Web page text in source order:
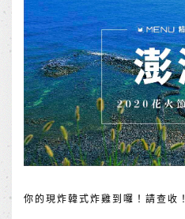
你的現炸韓式炸雞到囉！請查收！